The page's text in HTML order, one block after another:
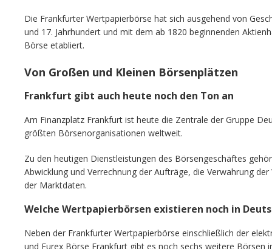
Die Frankfurter Wertpapierbörse hat sich ausgehend von
und 17. Jahrhundert und mit dem ab 1820 beginnenden
Börse etabliert.
Von Großen und Kleinen Börsenplätzen
Frankfurt gibt auch heute noch den Ton an
Am Finanzplatz Frankfurt ist heute die Zentrale der Gruppe
größten Börsenorganisationen weltweit.
Zu den heutigen Dienstleistungen des Börsengeschäftes
Abwicklung und Verrechnung der Aufträge, die Verwahrung
der Marktdaten.
Welche Wertpapierbörsen existieren noch in
Neben der Frankfurter Wertpapierbörse einschließlich der
und Eurex Börse Frankfurt gibt es noch sechs weitere Börsen